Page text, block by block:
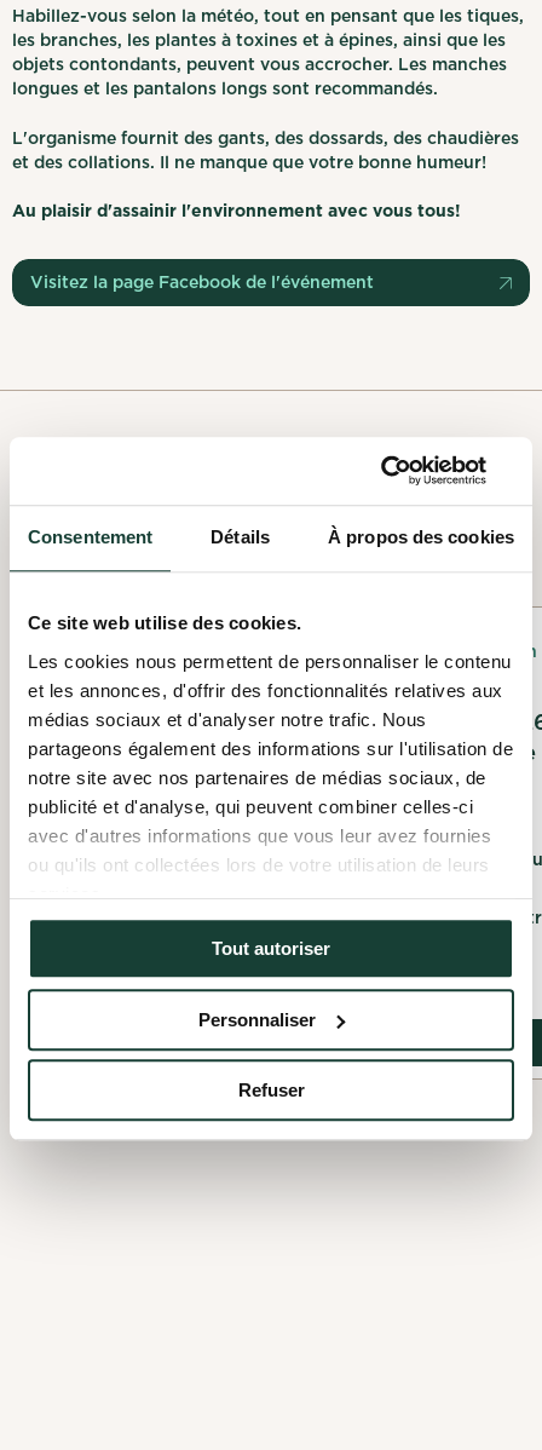
Consentement Détails À propos des cookies
Ce site web utilise des cookies.
Les cookies nous permettent de personnaliser le contenu
et les annonces, d'offrir des fonctionnalités relatives aux
médias sociaux et d'analyser notre trafic. Nous
partageons également des informations sur l'utilisation de
notre site avec nos partenaires de médias sociaux, de
publicité et d'analyse, qui peuvent combiner celles-ci
avec d'autres informations que vous leur avez fournies
ou qu'ils ont collectées lors de votre utilisation de leurs
services.
Tout autoriser
Personnaliser
Refuser
Habillez-vous selon la météo, tout en pensant que les tiques,
les branches, les plantes à toxines et à épines, ainsi que les
objets contondants, peuvent vous accrocher. Les manches
longues et les pantalons longs sont recommandés.
L'organisme fournit des gants, des dossards, des chaudières
et des collations. Il ne manque que votre bonne humeur!
Au plaisir d'assainir l'environnement avec vous tous!
Visitez la page Facebook de l'événement
Pétition / lettre
Pétition: Choisissons un
avenir sans combustibles
fossiles
À partir du 19 mars 2026
Fondation David Suzuki
En virtuel
Plantation
Plantation
Sainte-
13 juin
Société pour la
Montréal,